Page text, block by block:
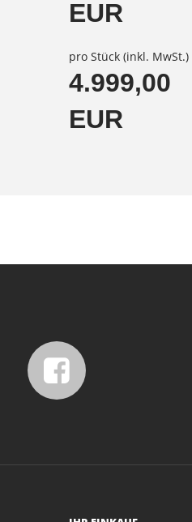
EUR
pro Stück (inkl. MwSt.)
4.999,00
EUR